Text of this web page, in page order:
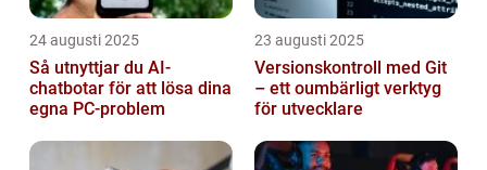
24 augusti 2025
Så utnyttjar du AI-
chatbotar för att lösa dina
egna PC-problem
23 augusti 2025
Versionskontroll med Git
– ett oumbärligt verktyg
för utvecklare